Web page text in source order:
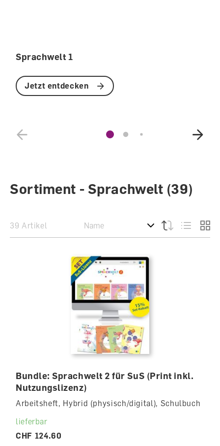
Sprachwelt 1
Jetzt entdecken
Sortiment - Sprachwelt (39)
39 Artikel
Bundle: Sprachwelt 2 für SuS (Print inkl.
Nutzungslizenz)
Arbeitsheft, Hybrid (physisch/digital), Schulbuch
lieferbar
CHF 124.60